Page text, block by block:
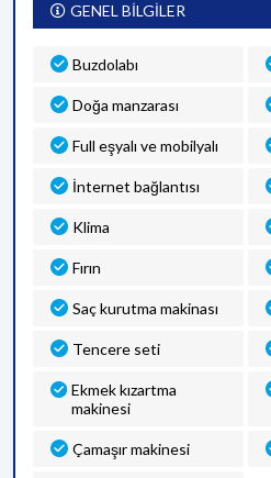
GENEL BİLGİLER
Buzdolabı
Doğa manzarası
Full eşyalı ve mobilyalı
İnternet bağlantısı
Klima
Fırın
Saç kurutma makinası
Tencere seti
Ekmek kızartma
makinesi
Çamaşır makinesi